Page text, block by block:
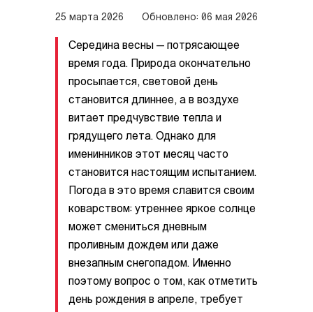
25 марта 2026 Обновлено: 06 мая 2026
Середина весны — потрясающее
время года. Природа окончательно
просыпается, световой день
становится длиннее, а в воздухе
витает предчувствие тепла и
грядущего лета. Однако для
именинников этот месяц часто
становится настоящим испытанием.
Погода в это время славится своим
коварством: утреннее яркое солнце
может смениться дневным
проливным дождем или даже
внезапным снегопадом. Именно
поэтому вопрос о том, как отметить
день рождения в апреле, требует